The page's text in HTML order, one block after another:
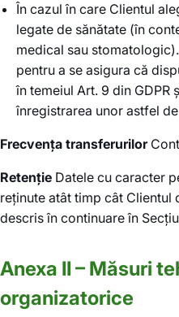
În cazul în care Clientul
legate de sănătate (în
medical sau
pentru a se asigura că
în temeiul Art. 9 din GDPR
înregistrarea unor astfel
Frecvența transferurilor
Retenție Datele cu caracter
reținute atât timp cât Clientul
descris în continuare în
Anexa II – Măsuri
organizatorice